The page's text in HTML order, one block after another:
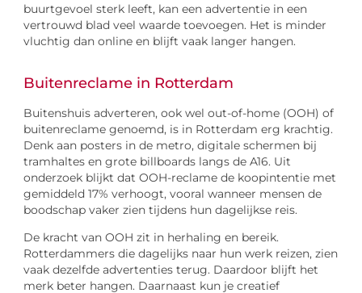
buurtgevoel sterk leeft, kan een advertentie in een
vertrouwd blad veel waarde toevoegen. Het is minder
vluchtig dan online en blijft vaak langer hangen.
Buitenreclame in Rotterdam
Buitenshuis adverteren, ook wel out-of-home (OOH) of
buitenreclame genoemd, is in Rotterdam erg krachtig.
Denk aan posters in de metro, digitale schermen bij
tramhaltes en grote billboards langs de A16. Uit
onderzoek blijkt dat OOH-reclame de koopintentie met
gemiddeld 17% verhoogt, vooral wanneer mensen de
boodschap vaker zien tijdens hun dagelijkse reis.
De kracht van OOH zit in herhaling en bereik.
Rotterdammers die dagelijks naar hun werk reizen, zien
vaak dezelfde advertenties terug. Daardoor blijft het
merk beter hangen. Daarnaast kun je creatief